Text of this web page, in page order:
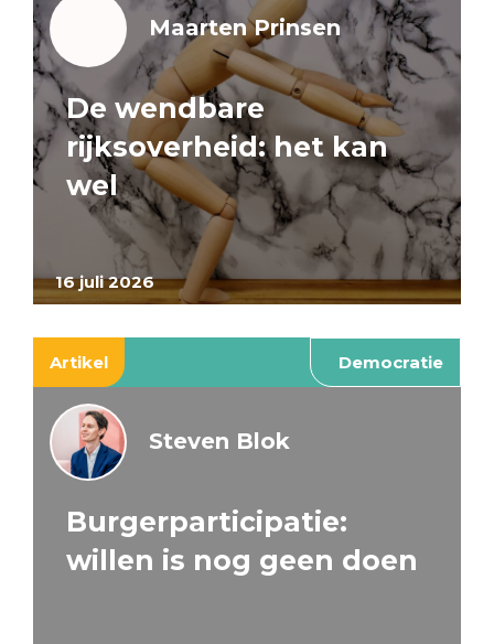
16 juli 2026
Maarten Prinsen
De wendbare
rijksoverheid: het kan
wel
Artikel Democratie
Steven Blok
Burgerparticipatie:
willen is nog geen doen